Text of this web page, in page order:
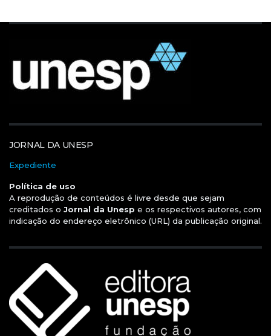
JORNAL DA UNESP
Expediente
Política de uso
A reprodução de conteúdos é livre desde que sejam
creditados o Jornal da Unesp e os respectivos autores, com
indicação do endereço eletrônico (URL) da publicação original.